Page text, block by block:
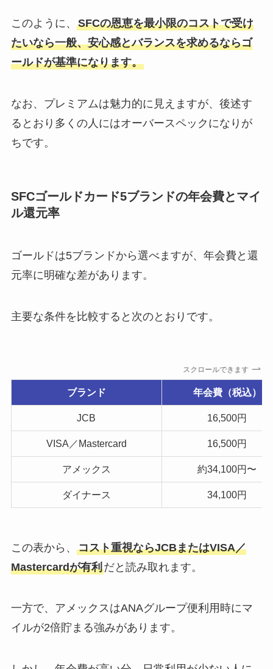
このように、 SFCの恩恵を最小限のコストで受け
たいなら一般、安心感とバランスを求めるならゴ
ールドが基準になります。
なお、プレミアムは魅力的に見えますが、後述す
るとおり多くの人にはオーバースペックになりが
ちです。
SFCゴールドカード5ブランドの年会費とマイ
ル還元率
ゴールドは5ブランドから選べますが、年会費と還
元率に明確な差があります。
主要な条件を比較すると次のとおりです。
スクロールできます
ブランド 年会費（税込）
JCB 16,500円
VISA／Mastercard 16,500円
アメックス 約34,100円〜
ダイナース 34,100円
この表から、 コスト重視ならJCBまたはVISA／
Mastercardが有利だと読み取れます。
一方で、アメックスはANAグループ便利用時にマ
イルが2倍貯まる強みがあります。